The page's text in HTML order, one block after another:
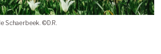
Schaerbeek. ©D.R.